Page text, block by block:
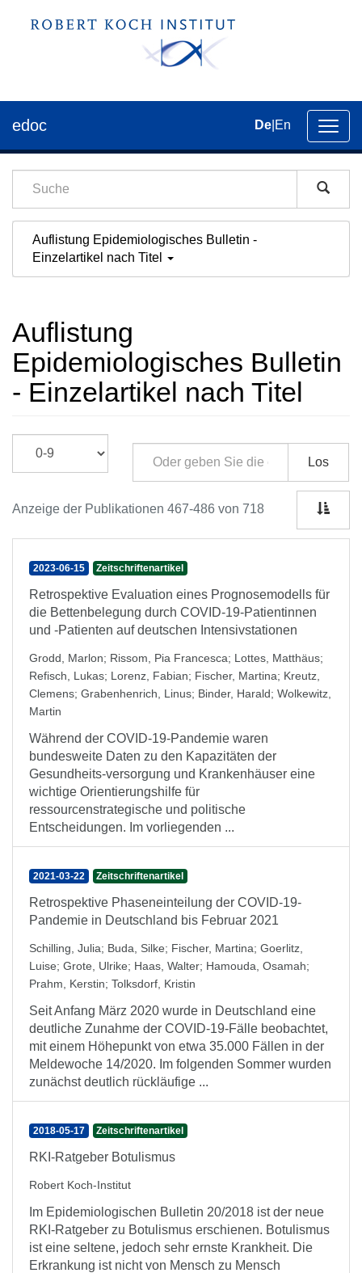
der
edoc De En
Auflistung Epidemiologisches Bulletin -
Einzelartikel nach Titel
Auflistung
Epidemiologisches Bulletin
- Einzelartikel nach Titel
Los
Anzeige der Publikationen 467-486 von 718
2023-06-15 Zeitschriftenartikel
Retrospektive Evaluation eines Prognosemodells für
die Bettenbelegung durch COVID-19-Patientinnen
und -Patienten auf deutschen Intensivstationen
Grodd, Marlon; Rissom, Pia Francesca; Lottes, Matthäus;
Refisch, Lukas; Lorenz, Fabian; Fischer, Martina; Kreutz,
Clemens; Grabenhenrich, Linus; Binder, Harald; Wolkewitz,
Martin
Während der COVID-19-Pandemie waren
bundesweite Daten zu den Kapazitäten der
Gesundheits-versorgung und Krankenhäuser eine
wichtige Orientierungshilfe für
ressourcenstrategische und politische
Entscheidungen. Im vorliegenden ...
2021-03-22 Zeitschriftenartikel
Retrospektive Phaseneinteilung der COVID-19-
Pandemie in Deutschland bis Februar 2021
Schilling, Julia; Buda, Silke; Fischer, Martina; Goerlitz,
Luise; Grote, Ulrike; Haas, Walter; Hamouda, Osamah;
Prahm, Kerstin; Tolksdorf, Kristin
Seit Anfang März 2020 wurde in Deutschland eine
deutliche Zunahme der COVID-19-Fälle beobachtet,
mit einem Höhepunkt von etwa 35.000 Fällen in der
Meldewoche 14/2020. Im folgenden Sommer wurden
zunächst deutlich rückläufige ...
2018-05-17 Zeitschriftenartikel
RKI-Ratgeber Botulismus
Robert Koch-Institut
Im Epidemiologischen Bulletin 20/2018 ist der neue
RKI-Ratgeber zu Botulismus erschienen. Botulismus
ist eine seltene, jedoch sehr ernste Krankheit. Die
Erkrankung ist nicht von Mensch zu Mensch